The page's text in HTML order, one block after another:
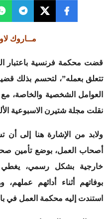
مــاروك
قضت محكمة فرنسية باعتبار
تتعلق بعمله”، لتحسم بذلك
العوامل الشخصية والخاصة،
نقلت مجلة شتيرن الاسبوعية
ولابد من الإشارة هنا إلى أن
أصحاب العمل، بوضع تأمين
خارجية بشكل رسمي، يغطي
بوفاتهم أثناء أدائهم
استندت إليه محكمة العمل في